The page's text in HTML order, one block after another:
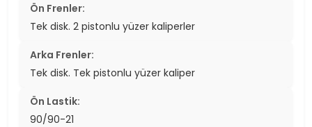
Ön Frenler:
Tek disk. 2 pistonlu yüzer kaliperler
Arka Frenler:
Tek disk. Tek pistonlu yüzer kaliper
Ön Lastik:
90/90-21